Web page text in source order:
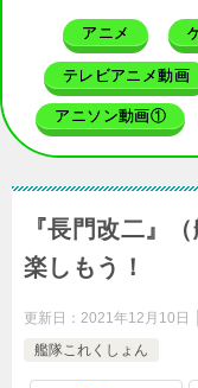
アニメ
テレビアニメ動画
アニソン動画①
『長門改二』
楽しもう！
更新日： 2021年12月10日
艦隊これくしょん